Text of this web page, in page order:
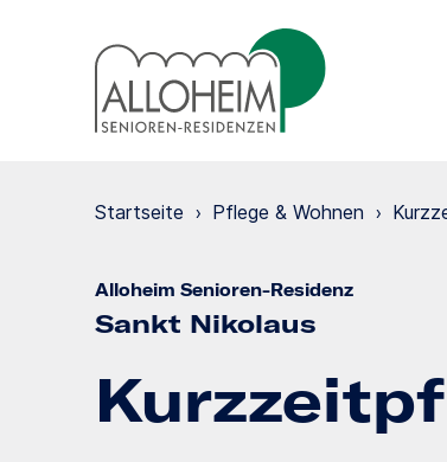
Startseite › Pflege & Wohnen ›
Alloheim Senioren-Residenz
Sankt Nikolaus